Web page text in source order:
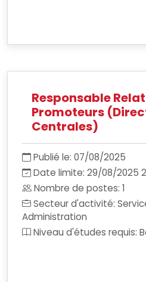
Responsable
Promoteurs
Centrales)
Publié le: 07/08/2025
Date limite: 29/08/2025
Nombre de postes: 1
Secteur d'activité:
Administration
Niveau d'études requis: